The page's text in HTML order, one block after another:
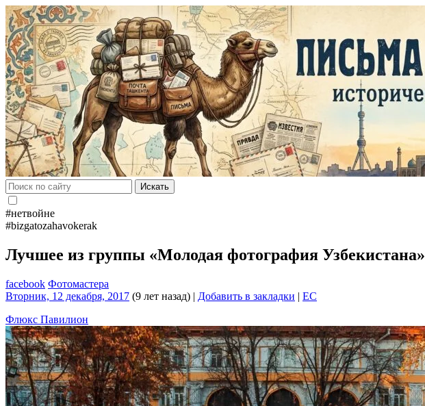
Искать
#нетвойне
#bizgatozahavokerak
Лучшее из группы «Молодая фотография Узбекистана»
facebook Фотомастера
Вторник, 12 декабря, 2017 (9 лет назад) | Добавить в закладки | EC
Флюкс Павилион